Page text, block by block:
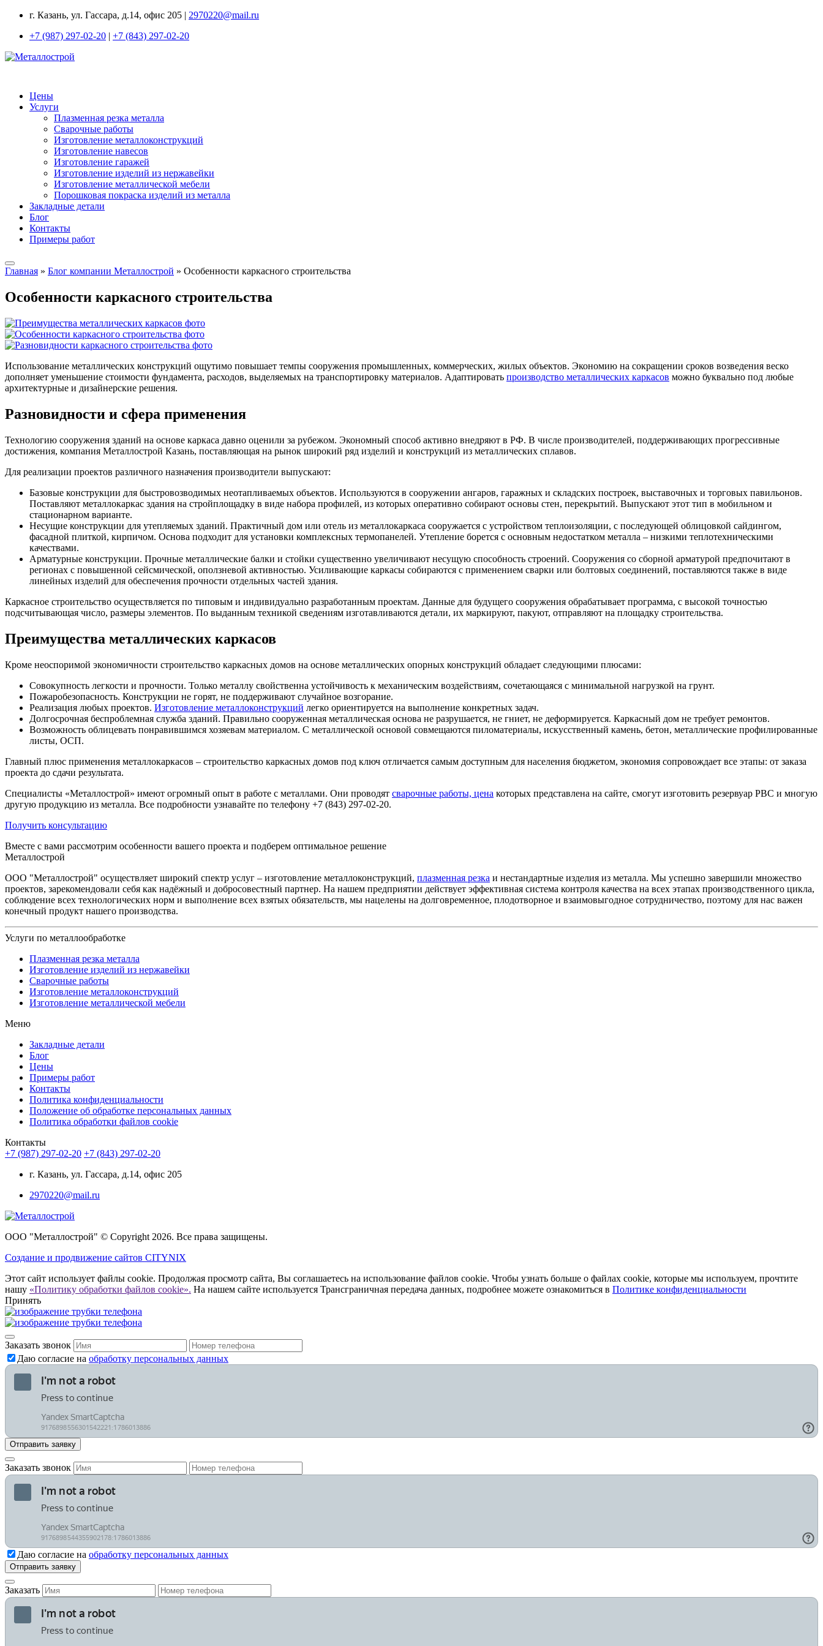
г. Казань, ул. Гассара, д.14, офис 205 | 2970220@mail.ru
+7 (987) 297-02-20 | +7 (843) 297-02-20
Цены
Услуги
Плазменная резка металла
Сварочные работы
Изготовление металлоконструкций
Изготовление навесов
Изготовление гаражей
Изготовление изделий из нержавейки
Изготовление металлической мебели
Порошковая покраска изделий из металла
Закладные детали
Блог
Контакты
Примеры работ
Главная » Блог компании Металлострой » Особенности каркасного строительства
Особенности каркасного строительства
Использование металлических конструкций ощутимо повышает темпы сооружения промышленных, коммерческих, жилых объектов. Экономию на сокращении сроков возведения веско
дополняет уменьшение стоимости фундамента, расходов, выделяемых на транспортировку материалов. Адаптировать производство металлических каркасов можно буквально под любые
архитектурные и дизайнерские решения.
Разновидности и сфера применения
Технологию сооружения зданий на основе каркаса давно оценили за рубежом. Экономный способ активно внедряют в РФ. В числе производителей, поддерживающих прогрессивные
достижения, компания Металлострой Казань, поставляющая на рынок широкий ряд изделий и конструкций из металлических сплавов.
Для реализации проектов различного назначения производители выпускают:
Базовые конструкции для быстровозводимых неотапливаемых объектов. Используются в сооружении ангаров, гаражных и складских построек, выставочных и торговых павильонов.
Поставляют металлокаркас здания на стройплощадку в виде набора профилей, из которых оперативно собирают основы стен, перекрытий. Выпускают этот тип в мобильном и
стационарном варианте.
Несущие конструкции для утепляемых зданий. Практичный дом или отель из металлокаркаса сооружается с устройством теплоизоляции, с последующей облицовкой сайдингом,
фасадной плиткой, кирпичом. Основа подходит для установки комплексных термопанелей. Утепление борется с основным недостатком металла – низкими теплотехническими
качествами.
Арматурные конструкции. Прочные металлические балки и стойки существенно увеличивают несущую способность строений. Сооружения со сборной арматурой предпочитают в
регионах с повышенной сейсмической, оползневой активностью. Усиливающие каркасы собираются с применением сварки или болтовых соединений, поставляются также в виде
линейных изделий для обеспечения прочности отдельных частей здания.
Каркасное строительство осуществляется по типовым и индивидуально разработанным проектам. Данные для будущего сооружения обрабатывает программа, с высокой точностью
подсчитывающая число, размеры элементов. По выданным техникой сведениям изготавливаются детали, их маркируют, пакуют, отправляют на площадку строительства.
Преимущества металлических каркасов
Кроме неоспоримой экономичности строительство каркасных домов на основе металлических опорных конструкций обладает следующими плюсами:
Совокупность легкости и прочности. Только металлу свойственна устойчивость к механическим воздействиям, сочетающаяся с минимальной нагрузкой на грунт.
Пожаробезопасность. Конструкции не горят, не поддерживают случайное возгорание.
Реализация любых проектов. Изготовление металлоконструкций легко ориентируется на выполнение конкретных задач.
Долгосрочная беспроблемная служба зданий. Правильно сооруженная металлическая основа не разрушается, не гниет, не деформируется. Каркасный дом не требует ремонтов.
Возможность облицевать понравившимся хозяевам материалом. С металлической основой совмещаются пиломатериалы, искусственный камень, бетон, металлические профилированные
листы, ОСП.
Главный плюс применения металлокаркасов – строительство каркасных домов под ключ отличается самым доступным для населения бюджетом, экономия сопровождает все этапы: от заказа
проекта до сдачи результата.
Специалисты «Металлострой» имеют огромный опыт в работе с металлами. Они проводят сварочные работы, цена которых представлена на сайте, смогут изготовить резервуар РВС и многую
другую продукцию из металла. Все подробности узнавайте по телефону +7 (843) 297-02-20.
Получить консультацию
Вместе с вами рассмотрим особенности вашего проекта и подберем оптимальное решение
Металлострой
ООО "Металлострой" осуществляет широкий спектр услуг – изготовление металлоконструкций, плазменная резка и нестандартные изделия из металла. Мы успешно завершили множество
проектов, зарекомендовали себя как надёжный и добросовестный партнер. На нашем предприятии действует эффективная система контроля качества на всех этапах производственного цикла,
соблюдение всех технологических норм и выполнение всех взятых обязательств, мы нацелены на долговременное, плодотворное и взаимовыгодное сотрудничество, поэтому для нас важен
конечный продукт нашего производства.
Услуги по металлообработке
Плазменная резка металла
Изготовление изделий из нержавейки
Сварочные работы
Изготовление металлоконструкций
Изготовление металлической мебели
Меню
Закладные детали
Блог
Цены
Примеры работ
Контакты
Политика конфиденциальности
Положение об обработке персональных данных
Политика обработки файлов cookie
Контакты
+7 (987) 297-02-20 +7 (843) 297-02-20
г. Казань, ул. Гассара, д.14, офис 205
2970220@mail.ru
ООО "Металлострой" © Copyright 2026. Все права защищены.
Создание и продвижение сайтов CITYNIX
Этот сайт использует файлы cookie. Продолжая просмотр сайта, Вы соглашаетесь на использование файлов cookie. Чтобы узнать больше о файлах cookie, которые мы используем, прочтите
нашу «Политику обработки файлов cookie». На нашем сайте используется Трансграничная передача данных, подробнее можете ознакомиться в Политике конфиденциальности
Принять
Заказать звонок
Даю согласие на обработку персональных данных
Заказать звонок
Даю согласие на обработку персональных данных
Заказать